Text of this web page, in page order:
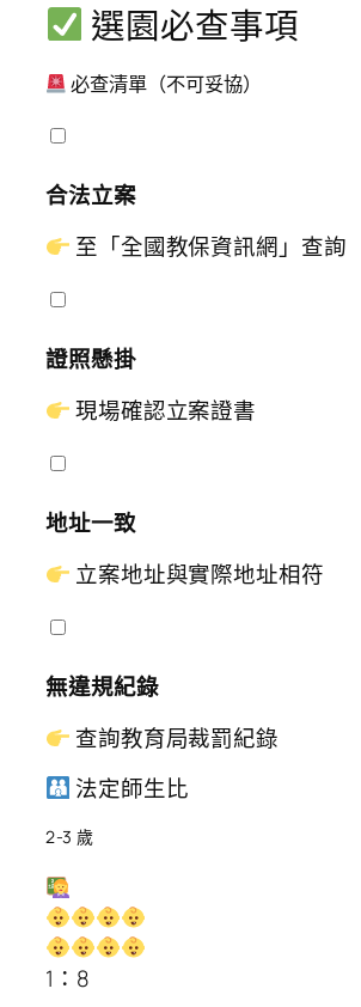
選園必查事項
必查清單（不可妥協）
合法立案
至「全國教保資訊網」查詢
證照懸掛
現場確認立案證書
地址一致
立案地址與實際地址相符
無違規紀錄
查詢教育局裁罰紀錄
法定師生比
2-3 歲
1：8